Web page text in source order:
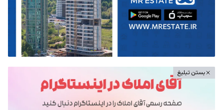
بستن تبلیغ